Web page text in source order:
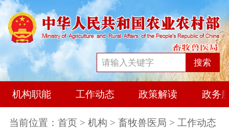
搜索
机构职能 工作动态 政策解读 政务
当前位置： 首页 > 机构 > 畜牧兽医局 > 工作动态